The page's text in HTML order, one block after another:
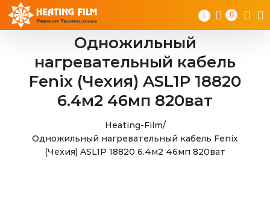
Skip
0
Одножильный
нагревательный кабель
Fenix (Чехия) ASL1P 18820
6.4м2 46мп 820ват
Heating-Film/
Одножильный нагревательный кабель Fenix
(Чехия) ASL1P 18820 6.4м2 46мп 820ват